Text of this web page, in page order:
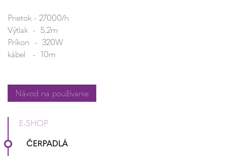
Prietok - 27000/h
Výtlak - 5,2m
Príkon - 320W
kábel - 10m
Návod na používanie
E-SHOP
ČERPADLÁ